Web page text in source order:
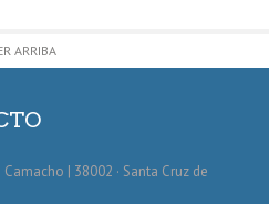
ARRIBA
| 38002 · Santa Cruz de